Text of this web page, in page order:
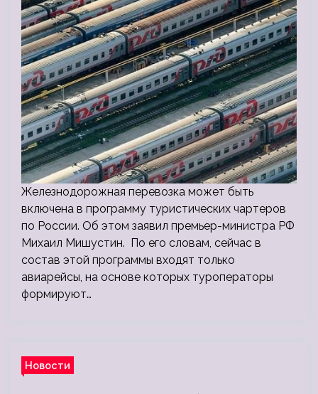
Железнодорожная перевозка может быть
включена в программу туристических чартеров
по России. Об этом заявил премьер-министра РФ
Михаил Мишустин. По его словам, сейчас в
состав этой программы входят только
авиарейсы, на основе которых туроператоры
формируют…
Новости